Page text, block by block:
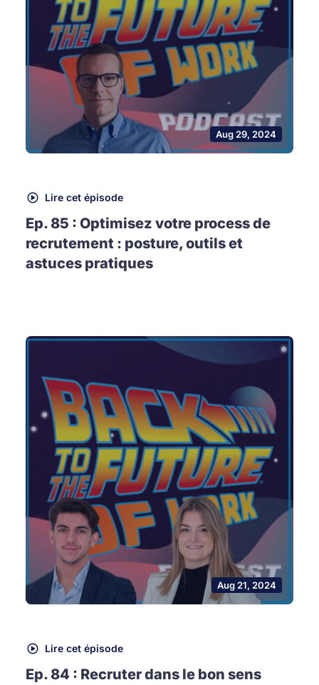
Aug 29, 2024
Lire cet épisode
Ep. 85 : Optimisez votre process de
recrutement : posture, outils et
astuces pratiques
Aug 21, 2024
Lire cet épisode
Ep. 84 : Recruter dans le bon sens